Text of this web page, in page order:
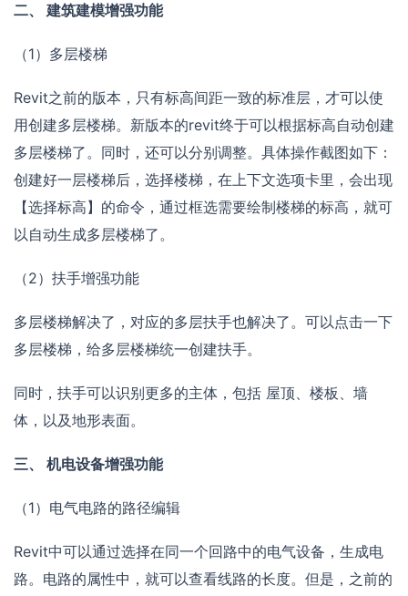
二、 建筑建模增强功能
（1）多层楼梯
Revit之前的版本，只有标高间距一致的标准层，才可以使
用创建多层楼梯。新版本的revit终于可以根据标高自动创建
多层楼梯了。同时，还可以分别调整。具体操作截图如下：
创建好一层楼梯后，选择楼梯，在上下文选项卡里，会出现
【选择标高】的命令，通过框选需要绘制楼梯的标高，就可
以自动生成多层楼梯了。
（2）扶手增强功能
多层楼梯解决了，对应的多层扶手也解决了。可以点击一下
多层楼梯，给多层楼梯统一创建扶手。
同时，扶手可以识别更多的主体，包括 屋顶、楼板、墙
体，以及地形表面。
三、 机电设备增强功能
（1）电气电路的路径编辑
Revit中可以通过选择在同一个回路中的电气设备，生成电
路。电路的属性中，就可以查看线路的长度。但是，之前的